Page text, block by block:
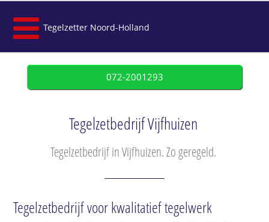
Tegelzetter Noord-Holland
072-2001293
Tegelzetbedrijf Vijfhuizen
Tegelzetbedrijf in Vijfhuizen. Zo geregeld.
Tegelzetbedrijf voor kwalitatief tegelwerk